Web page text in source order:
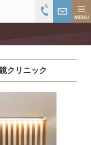
クリニック